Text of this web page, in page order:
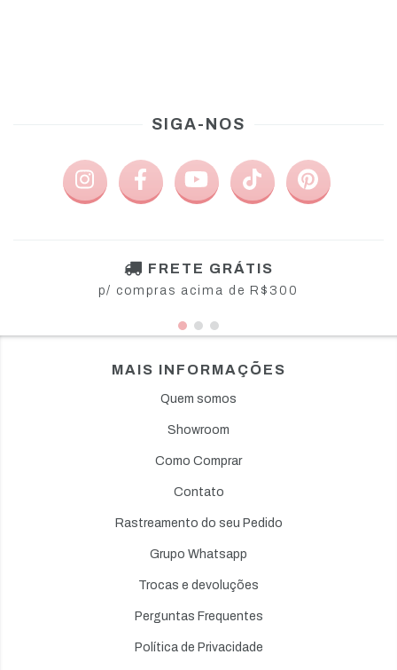
SIGA-NOS
FRETE GRÁTIS
p/ compras acima de R$300
MAIS INFORMAÇÕES
Quem somos
Showroom
Como Comprar
Contato
Rastreamento do seu Pedido
Grupo Whatsapp
Trocas e devoluções
Perguntas Frequentes
Política de Privacidade